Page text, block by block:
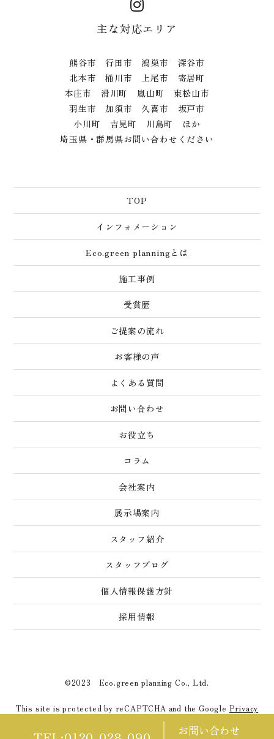
主な対応エリア
熊谷市 行田市 鴻巣市 深谷市
北本市 桶川市 上尾市 寄居町
本庄市 滑川町 嵐山町 東松山市
羽生市 加須市 久喜市 坂戸市
小川町 吉見町 川島町 ほか
埼玉県・群馬県お問い合わせください
TOP
インフォメーション
Eco.green planningとは
施工事例
受賞歴
ご提案の流れ
お客様の声
よくある質問
お問い合わせ
お役立ち
コラム
会社案内
展示場案内
スタッフ紹介
スタッフブログ
個人情報保護方針
採用情報
©2023 Eco.green planning Co., Ltd.
This site is protected by reCAPTCHA and the Google Privacy
Terms of Service
お問い合わせ